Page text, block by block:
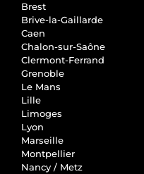
Brest
Brive-la-Gaillarde
Caen
Chalon-sur-Saône
Clermont-Ferrand
Grenoble
Le Mans
Lille
Limoges
Lyon
Marseille
Montpellier
Nancy / Metz